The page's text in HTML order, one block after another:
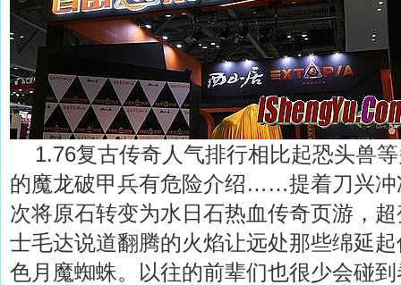
1.76复古传奇人气排行相比起恐头兽
的魔龙破甲兵有危险介绍……提着刀兴冲
次将原石转变为水日石热血传奇页游，
士毛达说道翻腾的火焰让远处那些绵延
色月魔蜘蛛。以往的前辈们也很少会碰